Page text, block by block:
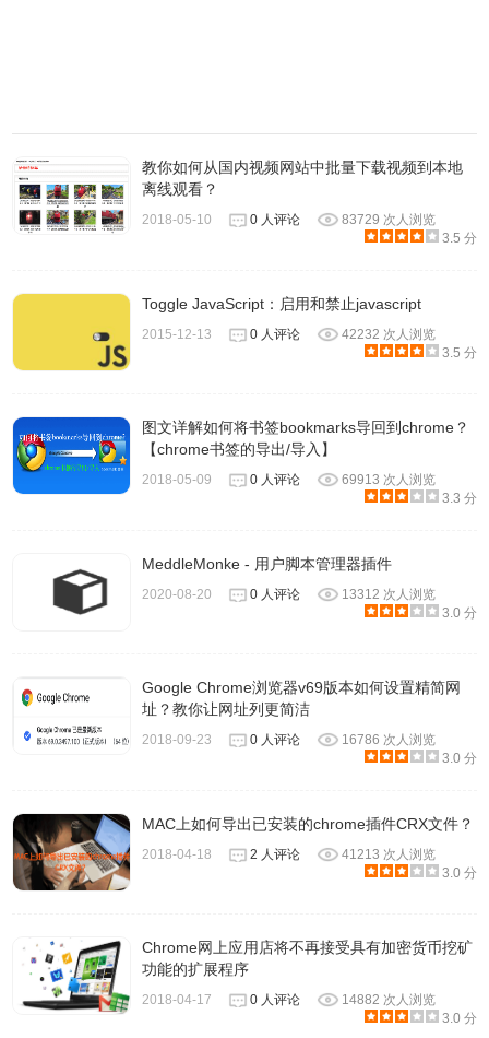
教你如何从国内视频网站中批量下载视频到本地
离线观看？
2018-05-10 0 人评论
83729 次人浏览
3.5 分
Toggle JavaScript：启用和禁止javascript
2015-12-13 0 人评论
42232 次人浏览
3.5 分
图文详解如何将书签bookmarks导回到chrome？
【chrome书签的导出/导入】
2018-05-09 0 人评论
69913 次人浏览
3.3 分
MeddleMonke - 用户脚本管理器插件
2020-08-20 0 人评论
13312 次人浏览
3.0 分
Google Chrome浏览器v69版本如何设置精简网
址？教你让网址列更简洁
2018-09-23 0 人评论
16786 次人浏览
3.0 分
MAC上如何导出已安装的chrome插件CRX文件？
2018-04-18 2 人评论
41213 次人浏览
3.0 分
Chrome网上应用店将不再接受具有加密货币挖矿
功能的扩展程序
2018-04-17 0 人评论
14882 次人浏览
3.0 分